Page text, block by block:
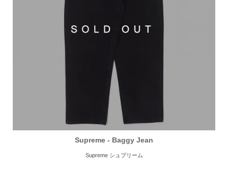
Supreme - Baggy Jean
Supreme シュプリーム